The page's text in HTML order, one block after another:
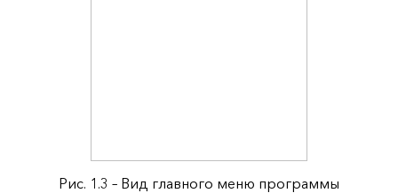
Рис. 1.3 – Вид главного меню программы